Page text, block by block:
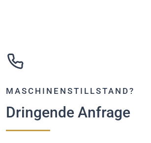
MASCHINENSTILLSTAND?
Dringende Anfrage